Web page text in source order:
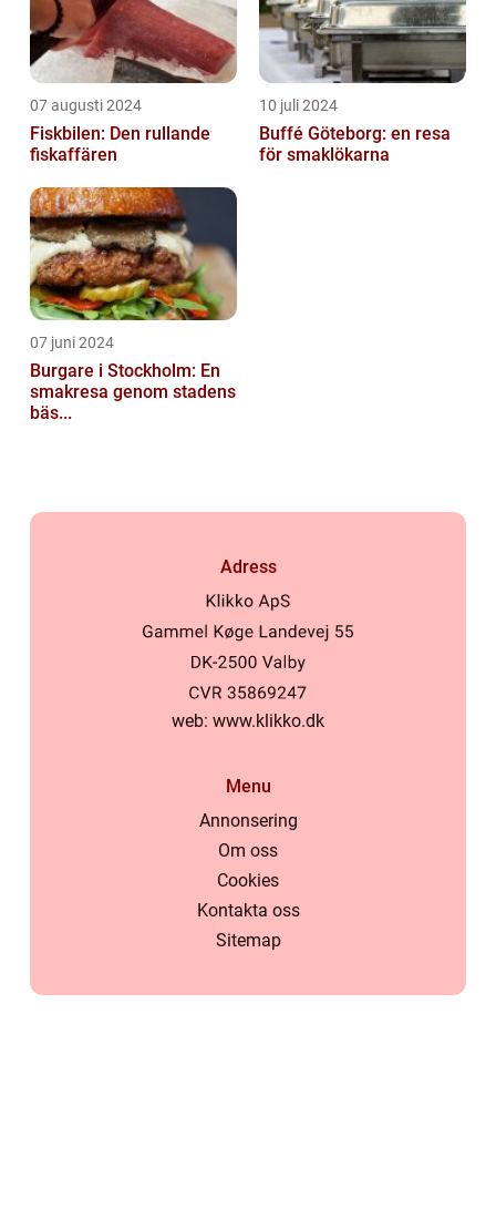
07 augusti 2024
Fiskbilen: Den rullande
fiskaffären
10 juli 2024
Buffé Göteborg: en resa
för smaklökarna
07 juni 2024
Burgare i Stockholm: En
smakresa genom stadens
bäs...
Adress
web: www.klikko.dk
Menu
Annonsering
Om oss
Cookies
Kontakta oss
Sitemap